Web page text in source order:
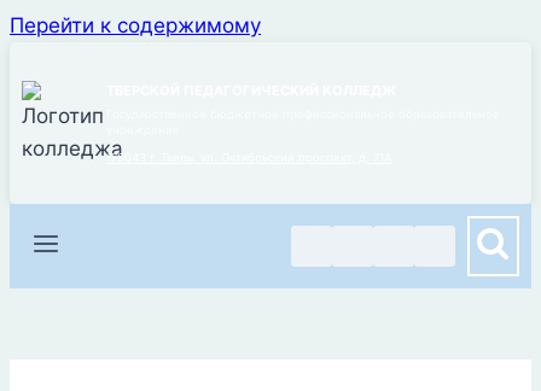
Перейти к содержимому
170043 г. Тверь, ул. Октябрьский проспект, д. 71А